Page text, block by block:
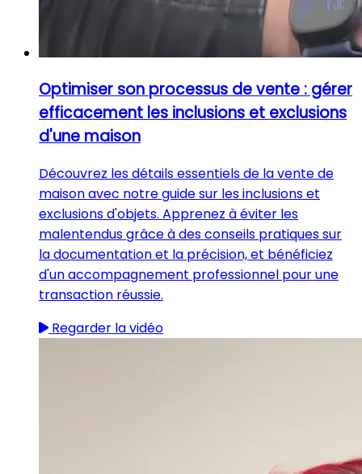
Optimiser son processus de vente : gérer
efficacement les inclusions et exclusions
d'une maison
Découvrez les détails essentiels de la vente de
maison avec notre guide sur les inclusions et
exclusions d'objets. Apprenez à éviter les
malentendus grâce à des conseils pratiques sur
la documentation et la précision, et bénéficiez
d'un accompagnement professionnel pour une
transaction réussie.
Regarder la vidéo